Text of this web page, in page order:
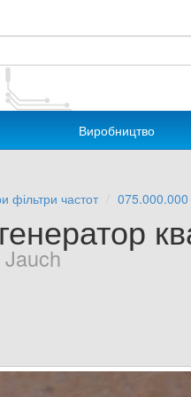
Виробництво
фільтри частот 075.000.000